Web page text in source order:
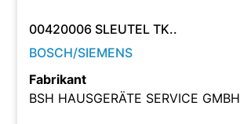
00420006 SLEUTEL TK..
BOSCH/SIEMENS
Fabrikant
BSH HAUSGERÄTE SERVICE GMBH